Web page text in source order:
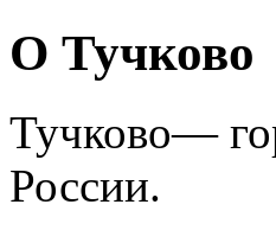
О Тучково
Тучково—
России.